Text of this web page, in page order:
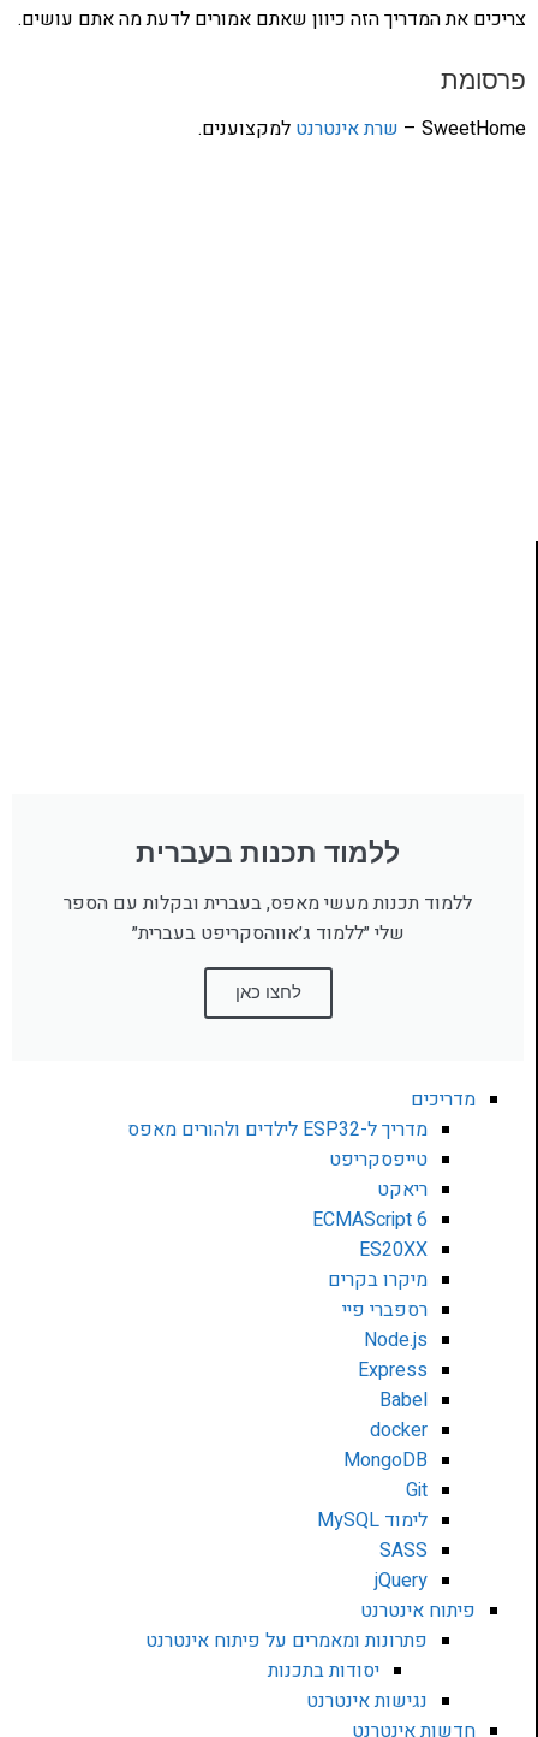
צריכים את המדריך הזה כיוון שאתם אמורים לדעת מה אתם עושים.
פרסומת
SweetHome – שרת אינטרנט למקצוענים.
ללמוד תכנות בעברית
ללמוד תכנות מעשי מאפס, בעברית ובקלות עם הספר
שלי ״ללמוד ג׳אווהסקריפט בעברית״
לחצו כאן
מדריכים
מדריך ל-ESP32 לילדים ולהורים מאפס
טייפסקריפט
ריאקט
ECMAScript 6
ES20XX
מיקרו בקרים
רספברי פיי
Node.js
Express
Babel
docker
MongoDB
Git
לימוד MySQL
SASS
jQuery
פיתוח אינטרנט
פתרונות ומאמרים על פיתוח אינטרנט
יסודות בתכנות
נגישות אינטרנט
חדשות אינטרנט